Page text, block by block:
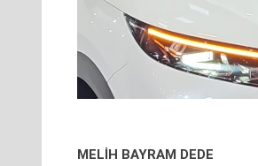
MELİH BAYRAM DEDE